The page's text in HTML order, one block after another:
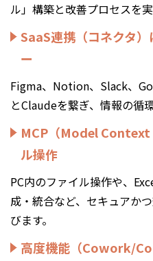
ル」構築と改善プロセスを実
SaaS連携（コネクタ
ー
Figma、Notion、Slack、
とClaudeを繋ぎ、情報の循
MCP（Model
ル操作
PC内のファイル操作や、
成・統合など、セキュアか
びます。
高度機能（Cowork/